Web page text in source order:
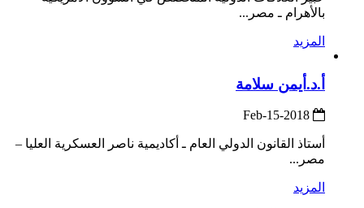
بالأهرام ـ مصر...
المزيد
أ.د.أيمن سلامة
أستاذ القانون الدولي العام ـ أكاديمية ناصر العسكرية العليا –
مصر...
المزيد